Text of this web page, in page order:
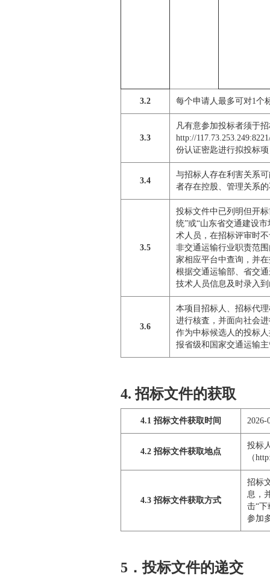
3.2 每个申请人最多可对1个
3.3
凡有意参加投标者须于
http://
份认证密匙进行拟投标
3.4
与招标人存在利害关系
者存在控股、管理关系
3.5
投标文件中已列明但开
统”或“山东省交通建设
术人员，在招标评审时
非交通运输行业职责范
家相应平台中查询，并
根据交通运输部、省交
技术人员信息及时录入
3.6
本项目招标人、招标代
进行核査，并面向社会
作为中标候选人的投标
报省级和国家交通运输
4. 招标文件的获取
4.1 招标文件获取时间 2026-
4.2 招标文件获取地点
投标
（
4.3 招标文件获取方式
招标
息，
击“下
参加
5．投标文件的递交